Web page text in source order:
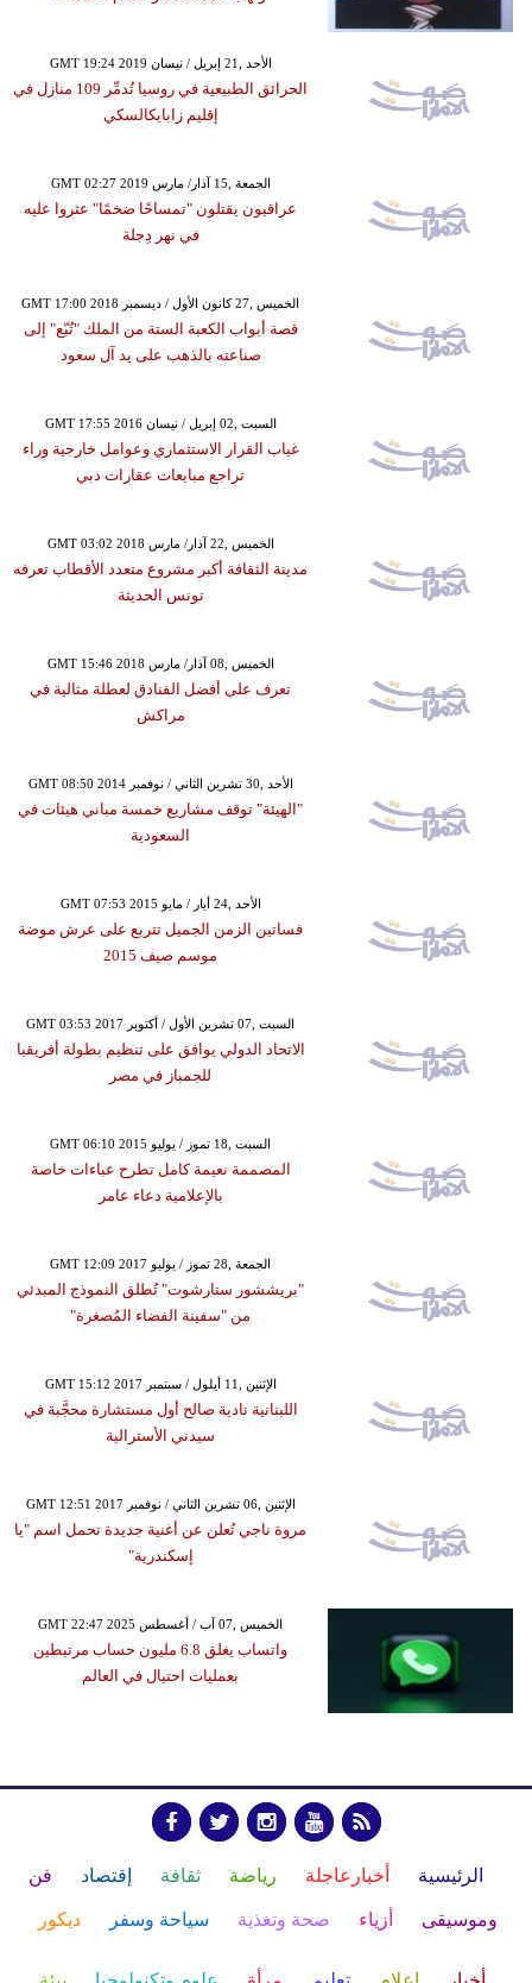
GMT 19:24 2019 الأحد ,21 إبريل / نيسان
الحرائق الطبيعية في روسيا تُدمِّر 109 منازل في
إقليم زابايكالسكي
GMT 02:27 2019 الجمعة ,15 آذار/ مارس
عراقيون يقتلون "تمساحًا ضخمًا" عثروا عليه
في نهر دِجلة
GMT 17:00 2018 الخميس ,27 كانون الأول / ديسمبر
قصة أبواب الكعبة الستة من الملك "تُبّع" إلى
صناعته بالذهب على يد آل سعود
GMT 17:55 2016 السبت ,02 إبريل / نيسان
غياب القرار الاستثماري وعوامل خارجية وراء
تراجع مبايعات عقارات دبي
GMT 03:02 2018 الخميس ,22 آذار/ مارس
مدينة الثقافة أكبر مشروع متعدد الأقطاب تعرفه
تونس الحديثة
GMT 15:46 2018 الخميس ,08 آذار/ مارس
تعرف على أفضل الفنادق لعطلة مثالية في
مراكش
GMT 08:50 2014 الأحد ,30 تشرين الثاني / نوفمبر
"الهيئة" توقف مشاريع خمسة مباني هيئات في
السعودية
GMT 07:53 2015 الأحد ,24 أيار / مايو
فساتين الزمن الجميل تتربع على عرش موضة
موسم صيف 2015
GMT 03:53 2017 السبت ,07 تشرين الأول / أكتوبر
الاتحاد الدولي يوافق على تنظيم بطولة أفريقيا
للجمباز في مصر
GMT 06:10 2015 السبت ,18 تموز / يوليو
المصممة نعيمة كامل تطرح عباءات خاصة
بالإعلامية دعاء عامر
GMT 12:09 2017 الجمعة ,28 تموز / يوليو
"بريششور ستارشوت" تُطلق النموذج المبدئي
من "سفينة الفضاء المُصغرة"
GMT 15:12 2017 الإثنين ,11 أيلول / سبتمبر
اللبنانية نادية صالح أول مستشارة محجَّبة في
سيدني الأسترالية
GMT 12:51 2017 الإثنين ,06 تشرين الثاني / نوفمبر
مروة ناجي تُعلن عن أغنية جديدة تحمل اسم "يا
إسكندرية"
GMT 22:47 2025 الخميس ,07 آب / أغسطس
واتساب يغلق 6.8 مليون حساب مرتبطين
بعمليات احتيال في العالم
الرئيسية أخبارعاجلة رياضة ثقافة إقتصاد فن
وموسيقى أزياء صحة وتغذية سياحة وسفر ديكور